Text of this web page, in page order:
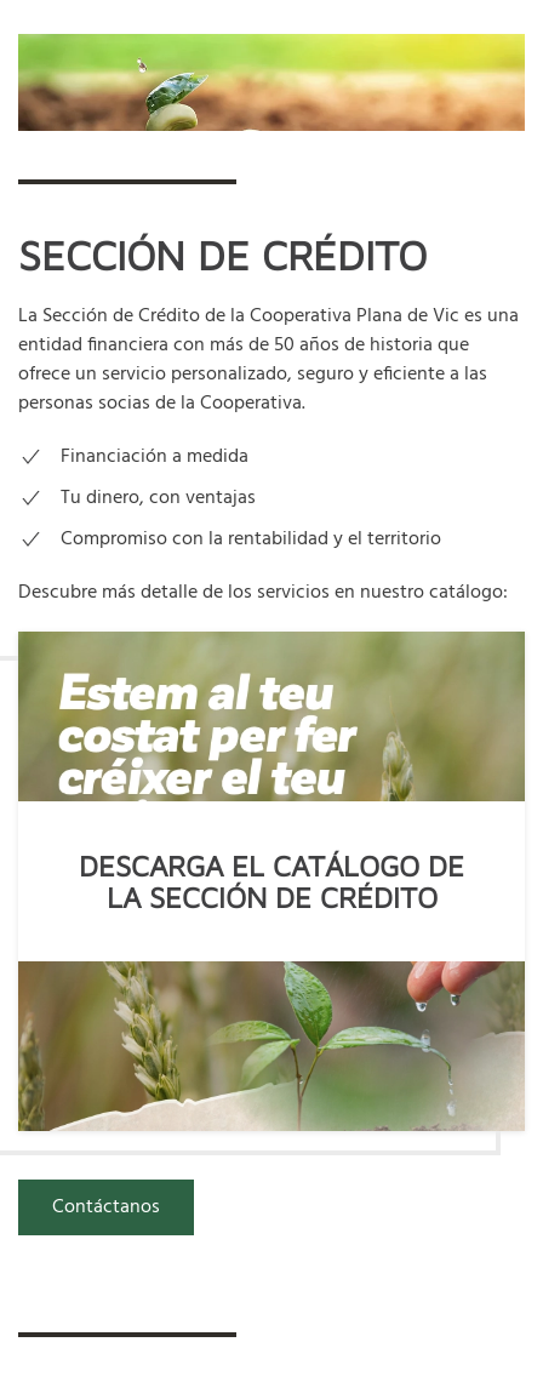
SECCIÓN DE CRÉDITO
La Sección de Crédito de la Cooperativa Plana de Vic es una
entidad financiera con más de 50 años de historia que
ofrece un servicio personalizado, seguro y eficiente a las
personas socias de la Cooperativa.
Financiación a medida
Tu dinero, con ventajas
Compromiso con la rentabilidad y el territorio
Descubre más detalle de los servicios en nuestro catálogo:
DESCARGA EL CATÁLOGO DE
LA SECCIÓN DE CRÉDITO
Contáctanos